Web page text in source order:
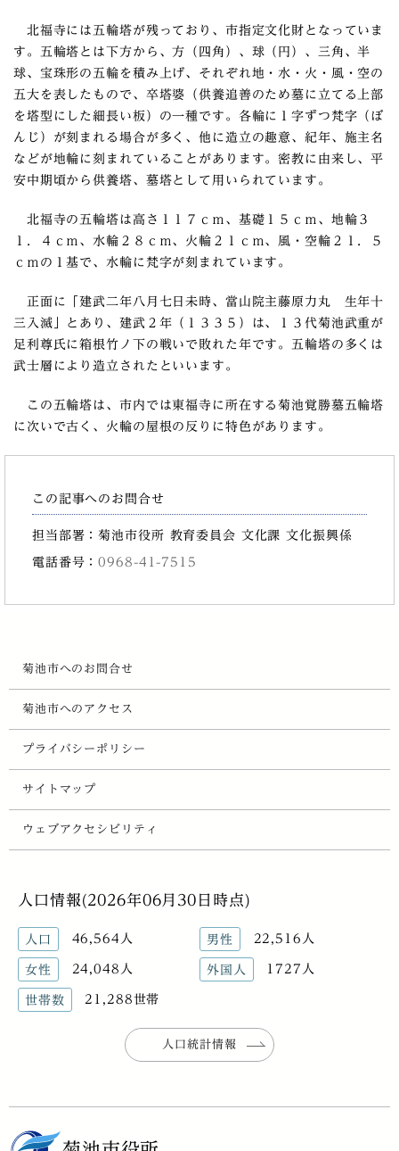
北福寺には五輪塔が残っており、市指定文化財となっていま
す。五輪塔とは下方から、方（四角）、球（円）、三角、半
球、宝珠形の五輪を積み上げ、それぞれ地・水・火・風・空の
五大を表したもので、卒塔婆（供養追善のため墓に立てる上部
を塔型にした細長い板）の一種です。各輪に１字ずつ梵字（ぼ
んじ）が刻まれる場合が多く、他に造立の趣意、紀年、施主名
などが地輪に刻まれていることがあります。密教に由来し、平
安中期頃から供養塔、墓塔として用いられています。
北福寺の五輪塔は高さ１１７ｃｍ、基礎１５ｃｍ、地輪３
１．４ｃｍ、水輪２８ｃｍ、火輪２１ｃｍ、風・空輪２１．５
ｃｍの１基で、水輪に梵字が刻まれています。
正面に「建武二年八月七日未時、當山院主藤原力丸 生年十
三入滅」とあり、建武２年（１３３５）は、１３代菊池武重が
足利尊氏に箱根竹ノ下の戦いで敗れた年です。五輪塔の多くは
武士層により造立されたといいます。
この五輪塔は、市内では東福寺に所在する菊池覚勝墓五輪塔
に次いで古く、火輪の屋根の反りに特色があります。
この記事へのお問合せ
担当部署：菊池市役所 教育委員会 文化課 文化振興係
電話番号：0968-41-7515
菊池市へのお問合せ
菊池市へのアクセス
プライバシーポリシー
サイトマップ
ウェブアクセシビリティ
人口情報(2026年06月30日時点)
人口 46,564人 男性 22,516人
女性 24,048人 外国人 1727人
世帯数 21,288世帯
人口統計情報